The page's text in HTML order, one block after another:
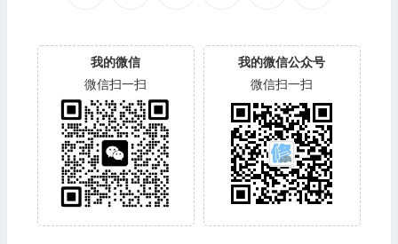
我的微信
微信扫一扫
我的微信公众号
微信扫一扫